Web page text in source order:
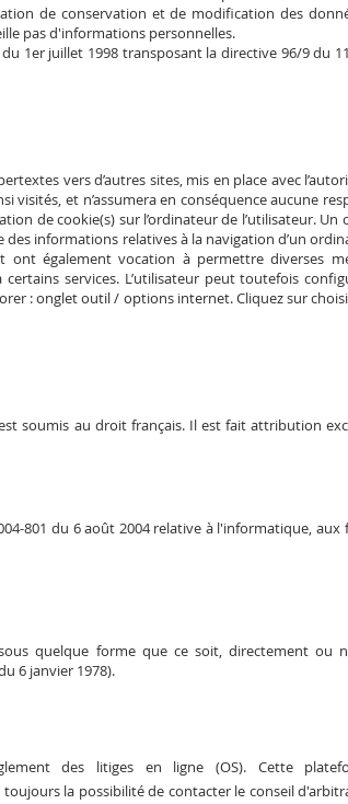
de conservation et de modification des
pas d'informations personnelles.
1er juillet 1998 transposant la directive 96/9 du
vers d’autres sites, mis en place avec
visités, et n’assumera en conséquence aucune
de cookie(s) sur l’ordinateur de l’utilisateur.
informations relatives à la navigation d’un
également vocation à permettre diverses
certains services. L’utilisateur peut toutefois
: onglet outil / options internet. Cliquez sur
soumis au droit français. Il est fait attribution
801 du 6 août 2004 relative à l'informatique, aux
quelque forme que ce soit, directement ou
6 janvier 1978).
des litiges en ligne (OS). Cette
la possibilité de contacter le conseil